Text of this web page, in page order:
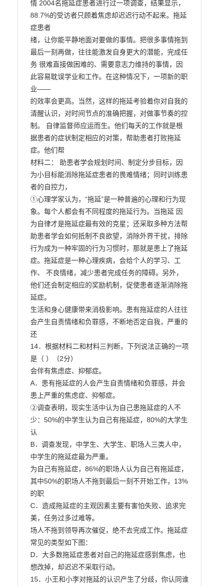
情 2004名拖延症患者进行过一项调查，结果显示，
88.7%的受访者只顾着焦虑却迟迟行动不起来。拖延
症患者
绪，让你能平静地面对要做的事情。把很多事情拖到
最后一刻再做，往往能激发自身更大的潜能，完成任
务 很难直接做困难的、需要意志力维持的事情，因
此容易耽误学业和工作。在这种情况下，一项新的职
业——
的效率会更高。当然，这样的拖延考验着你对自我的
清醒认识，对时间节点的准确把握，对做事节奏的控
制。 自律监督师应运而生。他们每天的工作就是根
据患者的症状制定相应的对策，帮助患者打败拖延
症。他们帮
材料二： 助患者学会规划时间、制定分步目标，因
为小目标能消除拖延症患者的畏难情绪；同时训练患
者的自控力，
①心理学家认为，“拖延”是一种普遍的心理和行为现
象。每个人都会有不同程度的拖延行为。当拖延 因
为自律才是拖延症最有效的克星；还采取多种方法帮
助患者学会如何抵制不良欲望，消除外界干扰，排除
行为成为一种牢固的行为习惯时，那就是患上了拖延
症。拖延症是一种心理疾病，会给个人的学习、工
作、 不良情绪，减少患者完成任务的障碍。另外，
他们还会制定相应的奖励机制，促使患者逐渐消除拖
延症。
生活和身心健康带来消极影响。患有拖延症的人往往
会产生自责情绪和负罪感，不断地否定自我，严重的
还
14．根据材料二和材料三判断，下列说法正确的一项
是（ ）（2分）
会伴有焦虑症、抑郁症。
A．患有拖延症的人会产生自责情绪和负罪感，并会
患上严重的焦虑症、抑郁症。
②调查表明，现实生活中认为自己患拖延症的人不
少：50%的中学生认为自己有拖延症，80%的大学生
认
B．调查发现，中学生、大学生、职场人三类人中，
中学生的拖延症最为严重。
为自己有拖延症，86%的职场人认为自己有拖延症，
其中50%的职场人不拖到最后一刻不开始工作，13%
的职
C．造成拖延症的主观因素主要有害怕失败、追求完
美，任务过多过难等。
场人不拖到领导再次催促，绝不去完成工作。拖延症
常见的类型如下图：
D．大多数拖延症患者对自己的拖延症感到焦虑，也
想改掉，却迟迟不采取行动。
15．小王和小李对拖延的认识产生了分歧，你认同谁